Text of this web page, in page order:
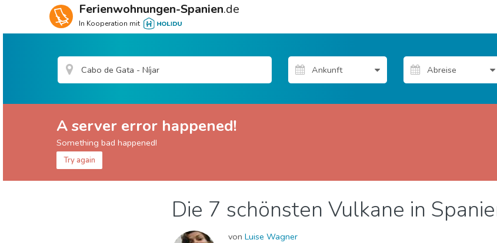
Ferienwohnungen-Spanien.de
In Kooperation mit
A server error happened!
Something bad happened!
Try again
Natur & Freizeit Sport & Abenteuer Strände Unterkunft
Die 7 schönsten Vulkane in
von Luise Wagner